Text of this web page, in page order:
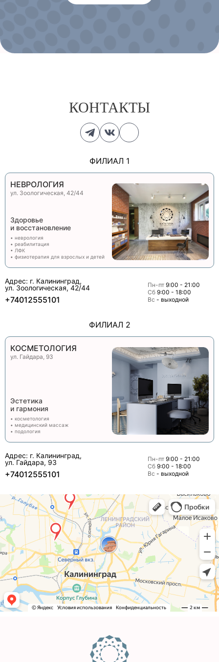
КОНТАКТЫ
ФИЛИАЛ 1
НЕВРОЛОГИЯ
ул. Зоологическая, 42/44
Здоровье
и восстановление
• неврология
• реабилитация
• ЛФК
• физиотерапия для взрослых и детей
Адрес: г. Калининград,
ул. Зоологическая, 42/44
+74012555101
Пн-пт 9:00 - 21:00
Сб 9:00 - 18:00
Вс - выходной
ФИЛИАЛ 2
КОСМЕТОЛОГИЯ
ул. Гайдара, 93
Эстетика
и гармония
• косметология
• медицинский массаж
• подология
Адрес: г. Калининград,
ул. Гайдара, 93
+74012555101
Пн-пт 9:00 - 21:00
Сб 9:00 - 18:00
Вс - выходной